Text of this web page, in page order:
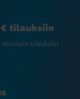
tilauksiin
arvoisiin tilauksiin